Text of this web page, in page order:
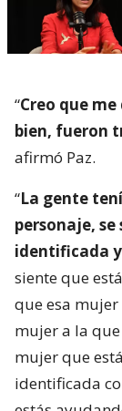
“Creo que
bien, fueron
afirmó Paz.
“La gente
personaje,
identificada
siente que
que esa
mujer a la
mujer que
identificada